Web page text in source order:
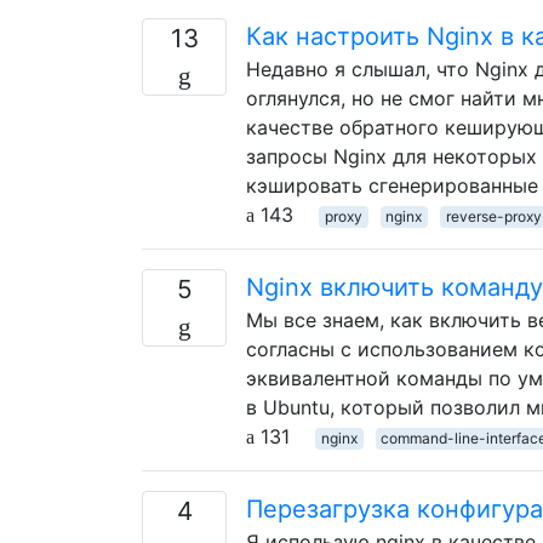
13 Как настроить Nginx в
Недавно я слышал, что Nginx
оглянулся, но не смог найти
качестве обратного
запросы Nginx для
кэшировать
143
proxy nginx reverse-proxy
5 Nginx включить
Мы все знаем, как включить
согласны с использованием
эквивалентной команды по
в Ubuntu, который позволил
131
nginx command-line-
4 Перезагрузка